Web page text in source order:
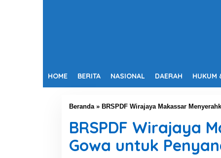
HOME BERITA NASIONAL DAERAH HUKUM
Beranda» BRSPDF Wirajaya Makassar
BRSPDF Wirajaya
Gowa untuk